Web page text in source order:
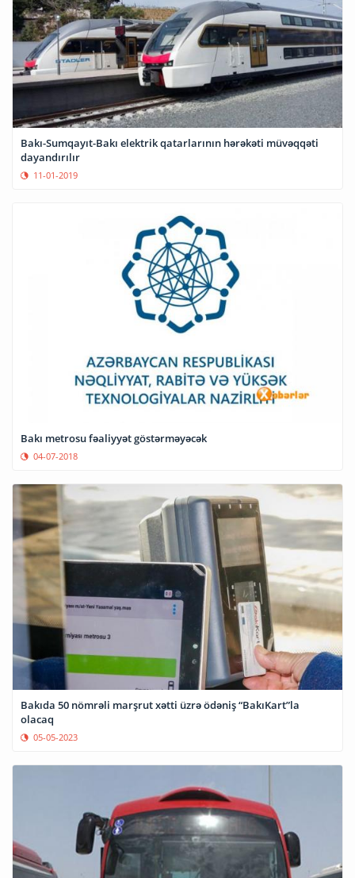
Bakı-Sumqayıt-Bakı elektrik qatarlarının hərəkəti müvəqqəti
dayandırılır
11-01-2019
Bakı metrosu fəaliyyət göstərməyəcək
04-07-2018
Bakıda 50 nömrəli marşrut xətti üzrə ödəniş “BakıKart”la
olacaq
05-05-2023